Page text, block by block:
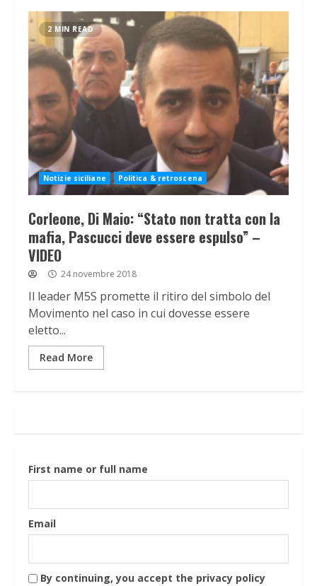
2 MIN READ
Notizie siciliane Politica & retroscena
Corleone, Di Maio: “Stato non tratta con la
mafia, Pascucci deve essere espulso” –
VIDEO
24 novembre 2018
Il leader M5S promette il ritiro del simbolo del
Movimento nel caso in cui dovesse essere
eletto...
Read More
First name or full name
Email
By continuing, you accept the privacy policy